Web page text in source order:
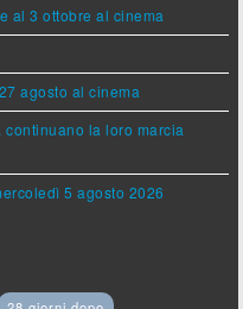
al 3 ottobre al cinema
agosto al cinema
continuano la loro marcia
5 agosto 2026